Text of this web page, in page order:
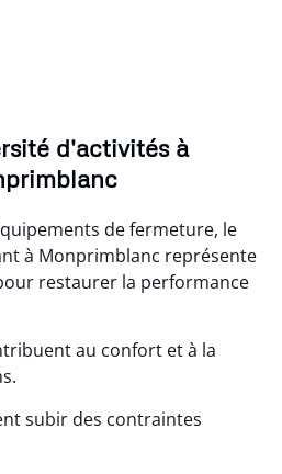
d'activités à
de fermeture, le
à Monprimblanc représente
restaurer la performance
au confort et à la
subir des contraintes